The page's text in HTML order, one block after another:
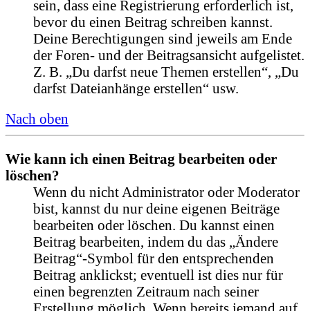
sein, dass eine Registrierung erforderlich ist,
bevor du einen Beitrag schreiben kannst.
Deine Berechtigungen sind jeweils am Ende
der Foren- und der Beitragsansicht aufgelistet.
Z. B. „Du darfst neue Themen erstellen“, „Du
darfst Dateianhänge erstellen“ usw.
Nach oben
Wie kann ich einen Beitrag bearbeiten oder
löschen?
Wenn du nicht Administrator oder Moderator
bist, kannst du nur deine eigenen Beiträge
bearbeiten oder löschen. Du kannst einen
Beitrag bearbeiten, indem du das „Ändere
Beitrag“-Symbol für den entsprechenden
Beitrag anklickst; eventuell ist dies nur für
einen begrenzten Zeitraum nach seiner
Erstellung möglich. Wenn bereits jemand auf